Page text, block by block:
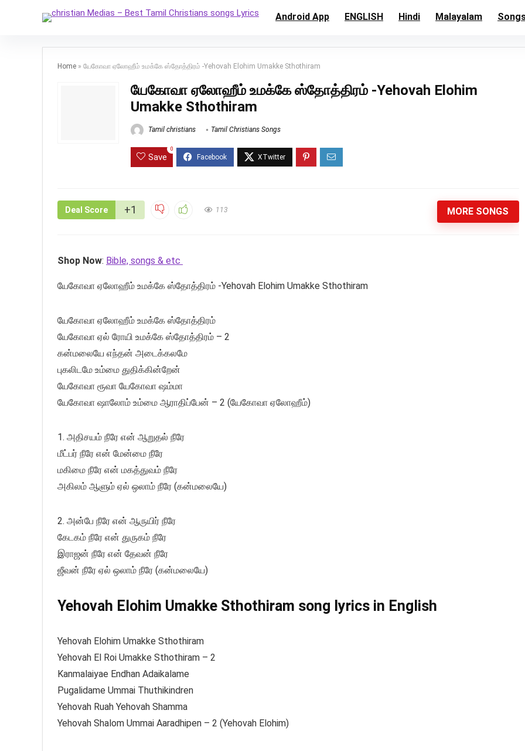
Android App ENGLISH Hindi Malayalam
Home » யேகோவா ஏலோஹீம் உமக்கே ஸ்தோத்திரம் -Yehovah Elohim Umakke Sthothiram
யேகோவா ஏலோஹீம் உமக்கே ஸ்தோத்திரம் -Yehovah Elohim
Umakke Sthothiram
Tamil christians Tamil Christians Songs
Save
0
Deal Score +1 113 MORE SONGS
Shop Now: Bible, songs & etc
யேகோவா ஏலோஹீம் உமக்கே ஸ்தோத்திரம் -Yehovah Elohim Umakke Sthothiram
யேகோவா ஏலோஹீம் உமக்கே ஸ்தோத்திரம்
யேகோவா ஏல் ரோயி உமக்கே ஸ்தோத்திரம் – 2
கன்மலையே எந்தன் அடைக்கலமே
புகலிடமே உம்மை துதிக்கின்றேன்
யேகோவா ரூவா யேகோவா ஷம்மா
யேகோவா ஷாலோம் உம்மை ஆராதிப்பேன் – 2 (யேகோவா ஏலோஹீம்)
1. அதிசயம் நீரே என் ஆறுதல் நீரே
மீட்பர் நீரே என் மேன்மை நீரே
மகிமை நீரே என் மகத்துவம் நீரே
அகிலம் ஆளும் ஏல் ஒலாம் நீரே (கன்மலையே)
2. அன்பே நீரே என் ஆருயிர் நீரே
கேடகம் நீரே என் துருகம் நீரே
இராஜன் நீரே என் தேவன் நீரே
ஜீவன் நீரே ஏல் ஒலாம் நீரே (கன்மலையே)
Yehovah Elohim Umakke Sthothiram song lyrics in English
Yehovah Elohim Umakke Sthothiram
Yehovah El Roi Umakke Sthothiram – 2
Kanmalaiyae Endhan Adaikalame
Pugalidame Ummai Thuthikindren
Yehovah Ruah Yehovah Shamma
Yehovah Shalom Ummai Aaradhipen – 2 (Yehovah Elohim)